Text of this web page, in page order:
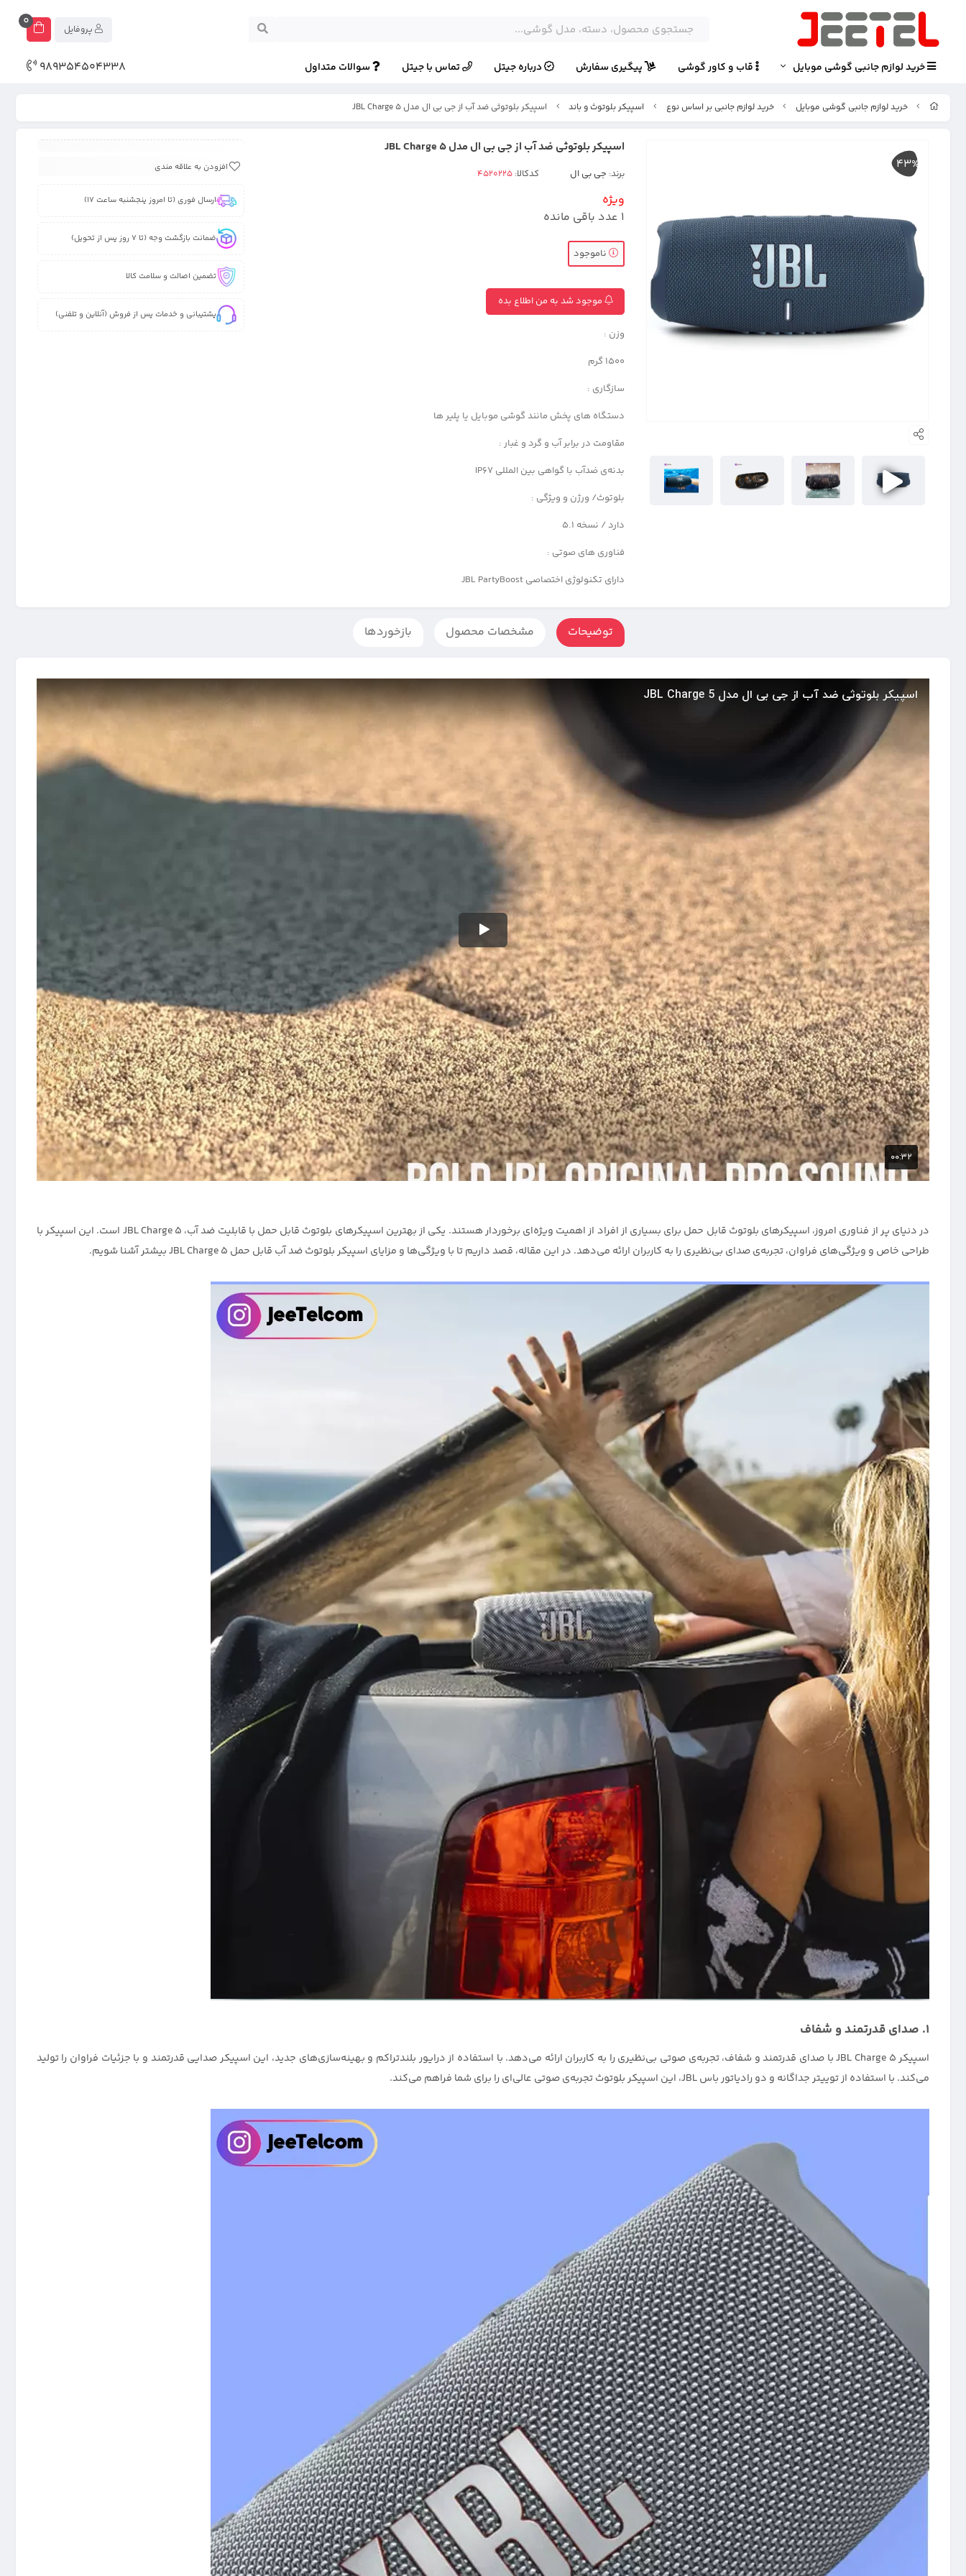
0
خرید لوازم جانبی گوشی موبایل قاب و کاور گوشی پیگیری سفارش درباره جیتل تماس با جیتل سوالات متداول 989354504338
خرید لوازم جانبی گوشی موبایل خرید لوازم جانبی بر اساس نوع اسپیکر بلوتوث و باند اسپیکر بلوتوثی ضد آب از جی بی ال مدل JBL Charge 5
43%
اسپیکر بلوتوثی ضد آب از جی بی ال مدل JBL Charge 5
برند: جی بی ال کدکالا:
ویژه
1 عدد باقی مانده
ناموجود
موجود شد به من اطلاع بده
وزن :
1500 گرم
سازگاری :
دستگاه های پخش مانند گوشی موبایل یا پلیر ها
مقاومت در برابر آب و گرد و غبار :
بدنه‌ی ضدآب با گواهی بین المللی IP67
بلوتوث/ ورژن و ویژگی :
دارد / نسخه 5.1
فناوری‌ های صوتی :
دارای تکنولوژی اختصاصی JBL PartyBoost
افزودن به علاقه مندی
ارسال فوری (تا امروز پنجشنبه ساعت 17)
ضمانت بازگشت وجه (تا 7 روز پس از تحویل)
تضمین اصالت و سلامت کالا
پشتیبانی و خدمات پس از فروش (آنلاین و تلفنی)
توضیحات مشخصات محصول بازخوردها
در دنیای پر از فناوری امروز، اسپیکرهای بلوتوث قابل حمل برای بسیاری از افراد از اهمیت ویژه‌ای برخوردار هستند. یکی از بهترین اسپیکرهای بلوتوث قابل حمل با قابلیت ضد آب، JBL Charge 5 است. این اسپیکر با
طراحی خاص و ویژگی‌های فراوان، تجربه‌ی صدای بی‌نظیری را به کاربران ارائه می‌دهد. در این مقاله، قصد داریم تا با ویژگی‌ها و مزایای اسپیکر بلوتوث ضد آب قابل حمل JBL Charge 5 بیشتر آشنا شویم.
۱. صدای قدرتمند و شفاف
اسپیکر JBL Charge 5 با صدای قدرتمند و شفاف، تجربه‌ی صوتی بی‌نظیری را به کاربران ارائه می‌دهد. با استفاده از درایور بلندتراکم و بهینه‌سازی‌های جدید، این اسپیکر صدایی قدرتمند و با جزئیات فراوان را تولید
می‌کند. با استفاده از توییتر جداگانه و دو رادیاتور باس JBL، این اسپیکر بلوتوث تجربه‌ی صوتی عالی‌ای را برای شما فراهم می‌کند.